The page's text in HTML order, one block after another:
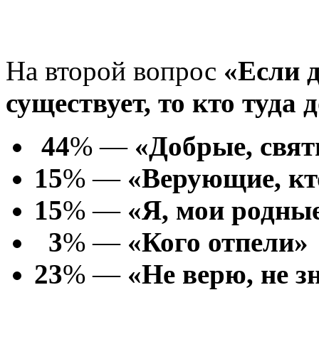
На второй вопрос «Если
существует, то кто туда
44% — «Добрые,
15% — «Верующие,
15% — «Я, мои
3% — «Кого отпели»
23% — «Не верю, не